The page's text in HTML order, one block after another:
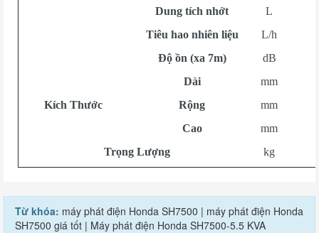
Dung tích nhớt
L
Tiêu hao nhiên liệu
L/h
Độ ồn (xa 7m)
dB
Kích Thước
Dài
mm
Rộng
mm
Cao
mm
Trọng Lượng
kg
Từ khóa: máy phát điện Honda SH7500 | máy phát điện Honda
SH7500 giá tốt | Máy phát điện Honda SH7500-5.5 KVA